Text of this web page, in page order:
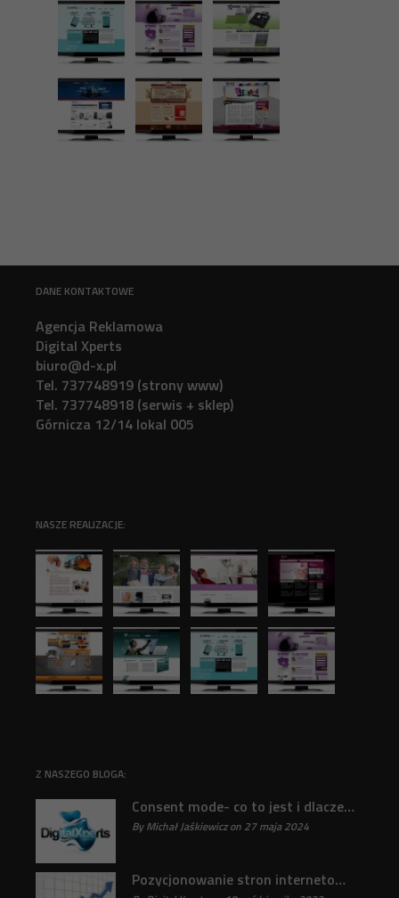
DANE KONTAKTOWE
Agencja Reklamowa
Digital Xperts
biuro@d-x.pl
Tel. 737748919 (strony www)
Tel. 737748918 (serwis + sklep)
Górnicza 12/14 lokal 005
NASZE REALIZACJE:
Z NASZEGO BLOGA:
Consent mode- co to jest i dlaczego jest ważne?
By Michał Jaśkiewicz on 27 maja 2024
Pozycjonowanie stron internetowych : Klucz do sukcesu online odkryty